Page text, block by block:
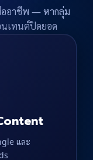
ออาชีพ — หากลุ่ม
นเทนต์ปิดยอด
และ